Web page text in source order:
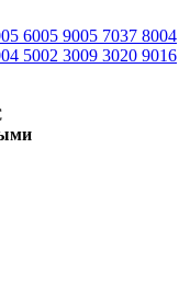
6005 9005 7037 8004
5002 3009 3020 9016